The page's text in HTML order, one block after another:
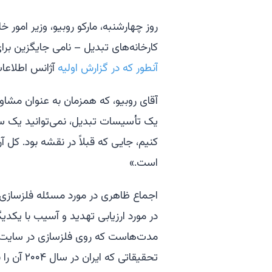
روز چهارشنبه، مارکو روبیو، وزیر امور
کارخانه‌های تبدیل – نامی جایگزین
آنطور که در گزارش اولیهآژانس
آقای روبیو، که همزمان به عنوان
یک تأسیسات تبدیل، نمی‌توانید یک
کنیم، جایی که قبلاً در نقشه بود.
است.»
اجماع ظاهری در مورد مسئله
در مورد ارزیابی تهدید و آسیب با
مدت‌هاست که روی فلزسازی در